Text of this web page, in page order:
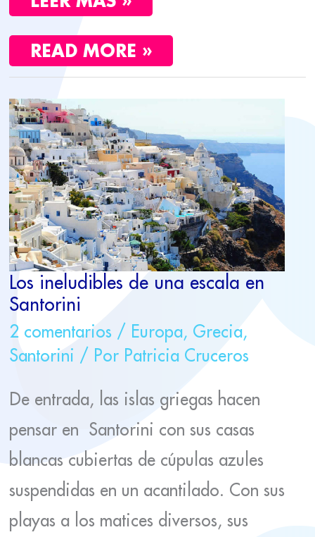
READ MORE »
Los ineludibles de una escala en
Santorini
2 comentarios / Europa, Grecia,
Santorini / Por Patricia Cruceros
De entrada, las islas griegas hacen
pensar en Santorini con sus casas
blancas cubiertas de cúpulas azules
suspendidas en un acantilado. Con sus
playas a los matices diversos, sus
LOS
INELUDIBLES
DE
UNA
ESCALA
EN
SANTORINI